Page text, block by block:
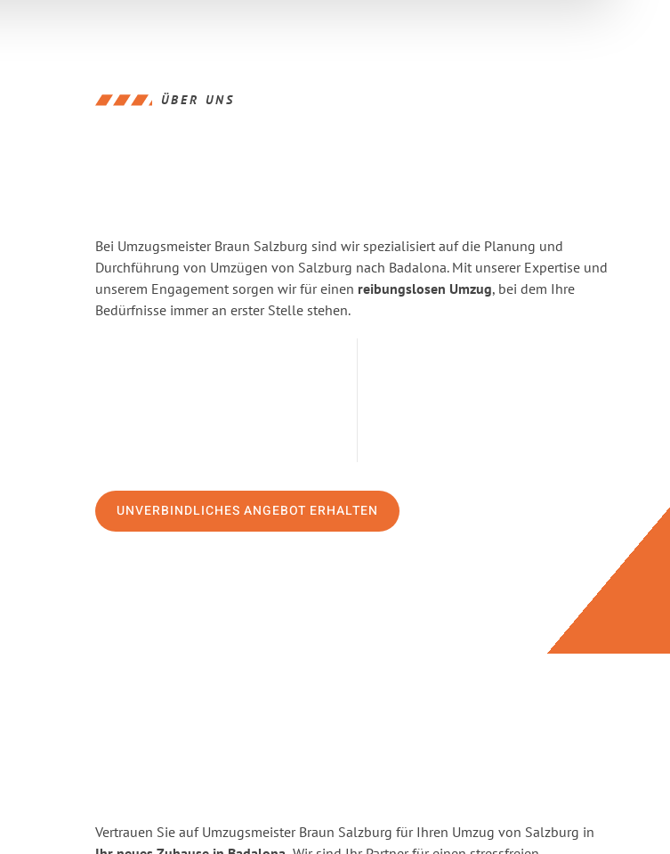
ÜBER UNS
Bei Umzugsmeister Braun Salzburg sind wir spezialisiert auf die Planung und
Durchführung von Umzügen von Salzburg nach Badalona. Mit unserer Expertise und
unserem Engagement sorgen wir für einen reibungslosen Umzug, bei dem Ihre
Bedürfnisse immer an erster Stelle stehen.
UNVERBINDLICHES ANGEBOT ERHALTEN
Vertrauen Sie auf Umzugsmeister Braun Salzburg für Ihren Umzug von Salzburg in